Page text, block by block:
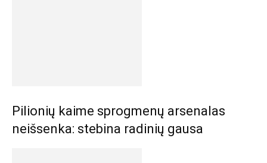
Pilionių kaime sprogmenų arsenalas
neišsenka: stebina radinių gausa